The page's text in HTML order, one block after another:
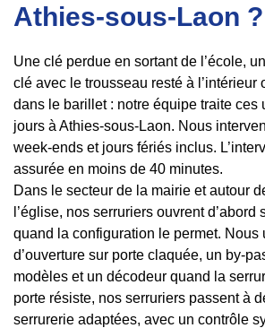
Athies-sous-Laon ?
Une clé perdue en sortant de l’école,
clé avec le trousseau resté à l’intérieur
dans le barillet : notre équipe traite ces
jours à Athies-sous-Laon. Nous
week-ends et jours fériés inclus.
assurée en moins de 40 minutes.
Dans le secteur de la mairie et autour
l’église, nos serruriers ouvrent d’abord
quand la configuration le permet. Nous
d’ouverture sur porte claquée, un by-
modèles et un décodeur quand la
porte résiste, nos serruriers passent à
serrurerie adaptées, avec un contrôle